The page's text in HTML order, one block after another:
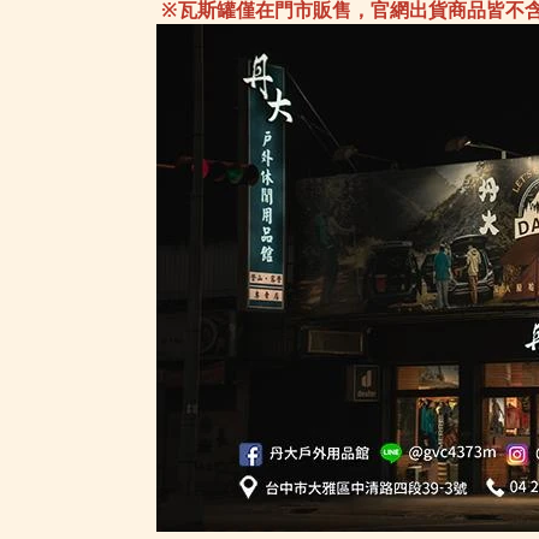
※瓦斯罐僅在門市販售，官網出貨商品皆不